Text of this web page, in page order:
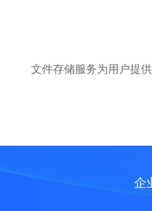
文件存储服务为用户提
企